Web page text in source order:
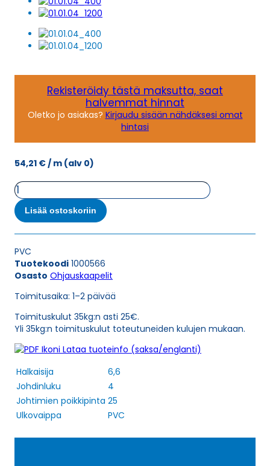
Rekisteröidy tästä maksutta, saat
halvemmat hinnat
Oletko jo asiakas? Kirjaudu sisään nähdäksesi omat
hintasi
54,21 €/ m (alv 0)
Ohjauskaapeli
ÖPVC-
JZ
4G25
määrä
Lisää ostoskoriin
PVC
Tuotekoodi 1000566
Osasto Ohjauskaapelit
Toimitusaika: 1–2 päivää
Toimituskulut 35kg:n asti 25€.
Yli 35kg:n toimituskulut toteutuneiden kulujen mukaan.
Lataa tuoteinfo (saksa/englanti)
Halkaisija
6,6
Johdinluku
4
Johtimien poikkipinta 25
Ulkovaippa
PVC